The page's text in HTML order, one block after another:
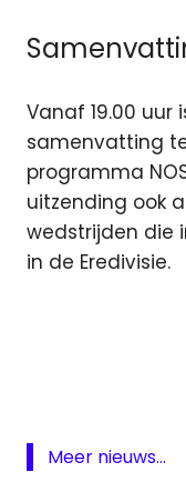
Vanaf 19.00 uur
samenvatting
programma
uitzending ook
wedstrijden die
in de Eredivisie.
Feyenoord-
Meer nieuws...